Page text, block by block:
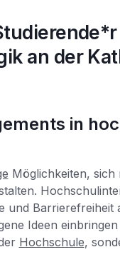
an der
in
Möglichkeiten, sich
und Barrierefreiheit
Ideen
Hochschule,